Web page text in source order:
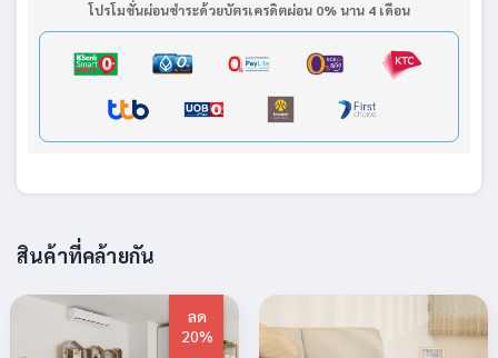
โปรโมชั่นผ่อนชำระด้วยบัตรเครดิตผ่อน 0% นาน 4 เดือน
สินค้าที่คล้ายกัน
ลด
20%